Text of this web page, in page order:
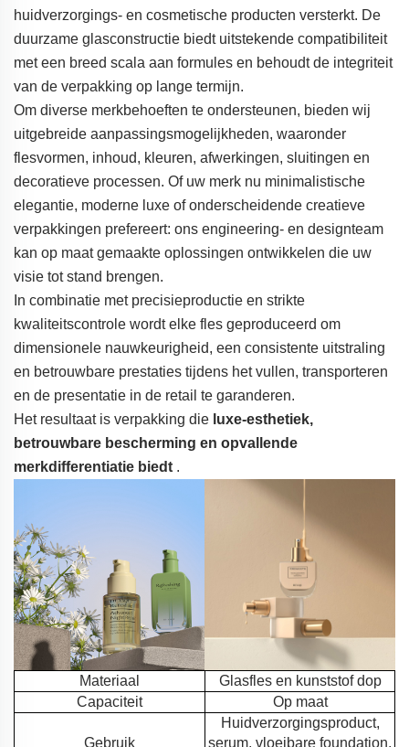
huidverzorgings- en cosmetische producten versterkt. De
duurzame glasconstructie biedt uitstekende compatibiliteit
met een breed scala aan formules en behoudt de integriteit
van de verpakking op lange termijn.
Om diverse merkbehoeften te ondersteunen, bieden wij
uitgebreide aanpassingsmogelijkheden, waaronder
flesvormen, inhoud, kleuren, afwerkingen, sluitingen en
decoratieve processen. Of uw merk nu minimalistische
elegantie, moderne luxe of onderscheidende creatieve
verpakkingen prefereert: ons engineering- en designteam
kan op maat gemaakte oplossingen ontwikkelen die uw
visie tot stand brengen.
In combinatie met precisieproductie en strikte
kwaliteitscontrole wordt elke fles geproduceerd om
dimensionele nauwkeurigheid, een consistente uitstraling
en betrouwbare prestaties tijdens het vullen, transporteren
en de presentatie in de retail te garanderen.
Het resultaat is verpakking die luxe-esthetiek,
betrouwbare bescherming en opvallende
merkdifferentiatie biedt .
Materiaal
Glasfles en kunststof dop
Capaciteit
Op maat
Gebruik
Huidverzorgingsproduct,
serum, vloeibare foundation,